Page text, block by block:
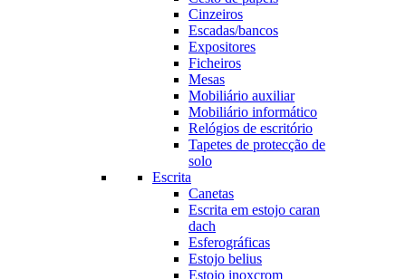
Cinzeiros
Escadas/bancos
Expositores
Ficheiros
Mesas
Mobiliário auxiliar
Mobiliário informático
Relógios de escritório
Tapetes de protecção de
solo
Escrita
Canetas
Escrita em estojo caran
dach
Esferográficas
Estojo belius
Estojo inoxcrom